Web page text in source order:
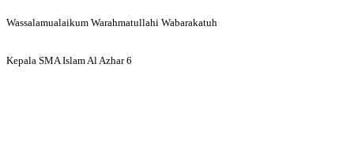
Wassalamualaikum Warahmatullahi Wabarakatuh
Kepala SMA Islam Al Azhar 6